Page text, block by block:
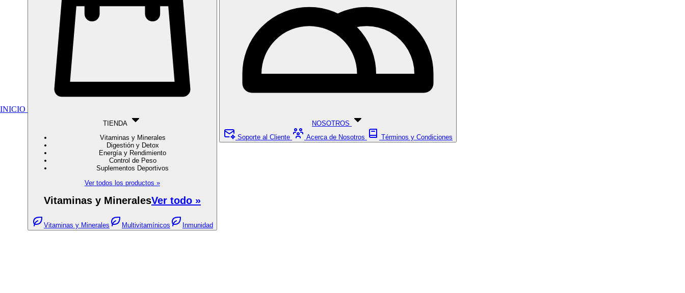
INICIO
TIENDA
Vitaminas y Minerales
Digestión y Detox
Energía y Rendimiento
Control de Peso
Suplementos Deportivos
Ver todos los productos »
Vitaminas y MineralesVer todo »
Vitaminas y Minerales Multivitamínicos Inmunidad
NOSOTROS
Soporte al Cliente
Acerca de Nosotros Términos y Condiciones